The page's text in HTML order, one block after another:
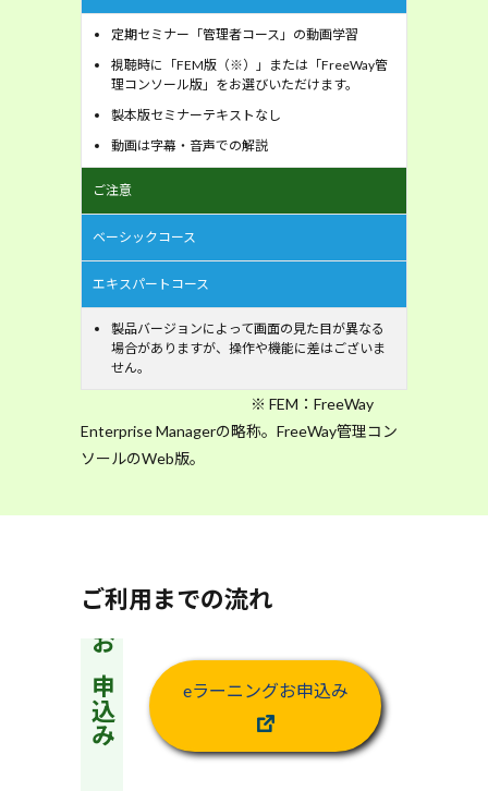
定期セミナー「管理者コース」の動画学習
視聴時に「FEM版（※）」または「FreeWay管
理コンソール版」をお選びいただけます。
製本版セミナーテキストなし
動画は字幕・音声での解説
ご注意
ベーシックコース
エキスパートコース
製品バージョンによって画面の見た目が異なる
場合がありますが、操作や機能に差はございま
せん。
※ FEM：FreeWay
Enterprise Managerの略称。FreeWay管理コン
ソールのWeb版。
ご利用までの流れ
お申込み eラーニングお申込み